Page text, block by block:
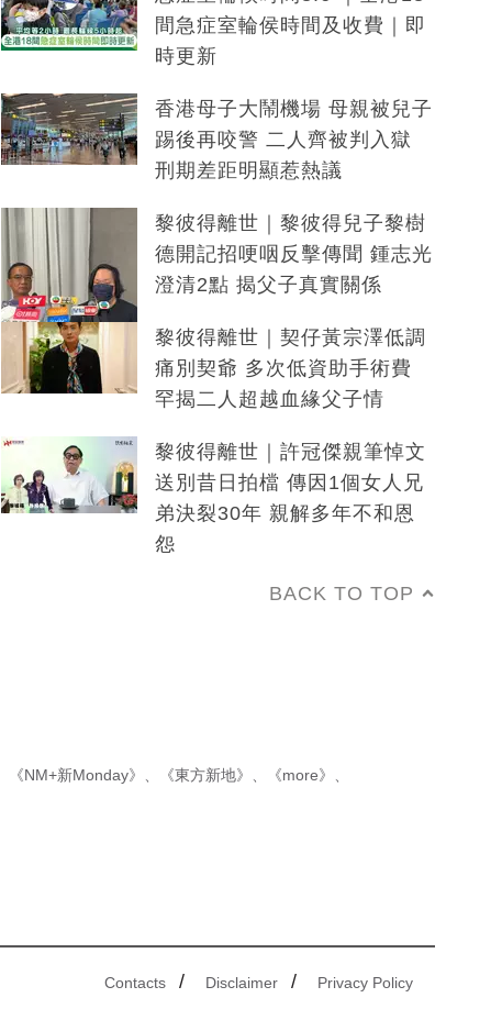
間急症室輪侯時間及收費｜即
時更新
香港母子大鬧機場 母親被兒子
踢後再咬警 二人齊被判入獄
刑期差距明顯惹熱議
黎彼得離世｜黎彼得兒子黎樹
德開記招哽咽反擊傳聞 鍾志光
澄清2點 揭父子真實關係
黎彼得離世｜契仔黃宗澤低調
痛別契爺 多次低資助手術費
罕揭二人超越血緣父子情
黎彼得離世｜許冠傑親筆悼文
送別昔日拍檔 傳因1個女人兄
弟決裂30年 親解多年不和恩
怨
BACK TO TOP
《NM+新Monday》 《東方新地》 《more》
Contacts / Disclaimer / Privacy Policy